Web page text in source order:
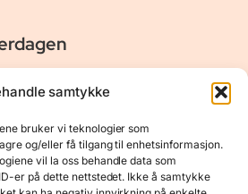
samtykke
bruker vi teknologier som
og/eller få tilgang til enhetsinformasjon.
vil la oss behandle data som
er på dette nettstedet. Ikke å samtykke
vi ønsker å dele våre opplevelser og
reiser, hotell - og restauranter,
pleie, data, film og bøker m.m.
Resurser
Personvernerklæring